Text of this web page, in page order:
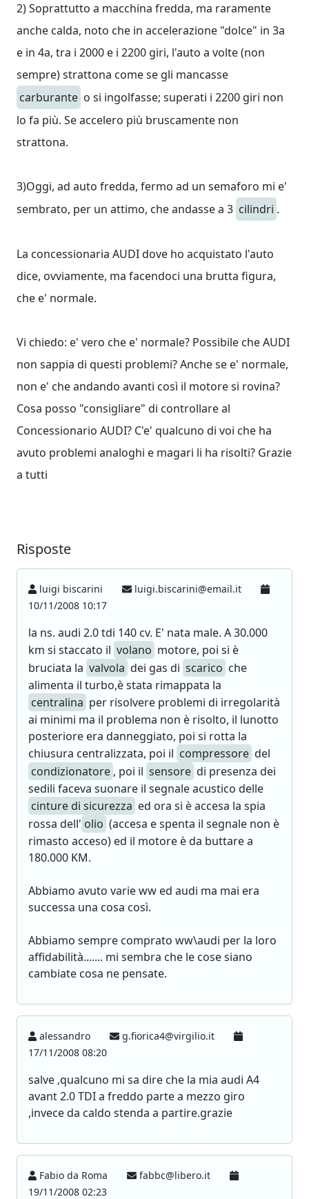
2) Soprattutto a macchina fredda, ma raramente
anche calda, noto che in accelerazione "dolce" in 3a
e in 4a, tra i 2000 e i 2200 giri, l'auto a volte (non
sempre) strattona come se gli mancasse
carburante o si ingolfasse; superati i 2200 giri non
lo fa più. Se accelero più bruscamente non
strattona.
3)Oggi, ad auto fredda, fermo ad un semaforo mi e'
sembrato, per un attimo, che andasse a 3 cilindri .
La concessionaria AUDI dove ho acquistato l'auto
dice, ovviamente, ma facendoci una brutta figura,
che e' normale.
Vi chiedo: e' vero che e' normale? Possibile che AUDI
non sappia di questi problemi? Anche se e' normale,
non e' che andando avanti così il motore si rovina?
Cosa posso "consigliare" di controllare al
Concessionario AUDI? C'e' qualcuno di voi che ha
avuto problemi analoghi e magari li ha risolti? Grazie
a tutti
Risposte
luigi biscarini
luigi.biscarini@email.it
10/11/2008 10:17
la ns. audi 2.0 tdi 140 cv. E' nata male. A 30.000
km si staccato il volano motore, poi si è
bruciata la valvola dei gas di scarico che
alimenta il turbo,è stata rimappata la
centralina per risolvere problemi di irregolarità
ai minimi ma il problema non è risolto, il lunotto
posteriore era danneggiato, poi si rotta la
chiusura centralizzata, poi il compressore del
condizionatore , poi il sensore di presenza dei
sedili faceva suonare il segnale acustico delle
cinture di sicurezza ed ora si è accesa la spia
rossa dell' olio (accesa e spenta il segnale non è
rimasto acceso) ed il motore è da buttare a
180.000 KM.
Abbiamo avuto varie ww ed audi ma mai era
successa una cosa così.
Abbiamo sempre comprato ww\audi per la loro
affidabilità....... mi sembra che le cose siano
cambiate cosa ne pensate.
alessandro
g.fiorica4@virgilio.it
17/11/2008 08:20
salve ,qualcuno mi sa dire che la mia audi A4
avant 2.0 TDI a freddo parte a mezzo giro
,invece da caldo stenda a partire.grazie
Fabio da Roma
fabbc@libero.it
19/11/2008 02:23